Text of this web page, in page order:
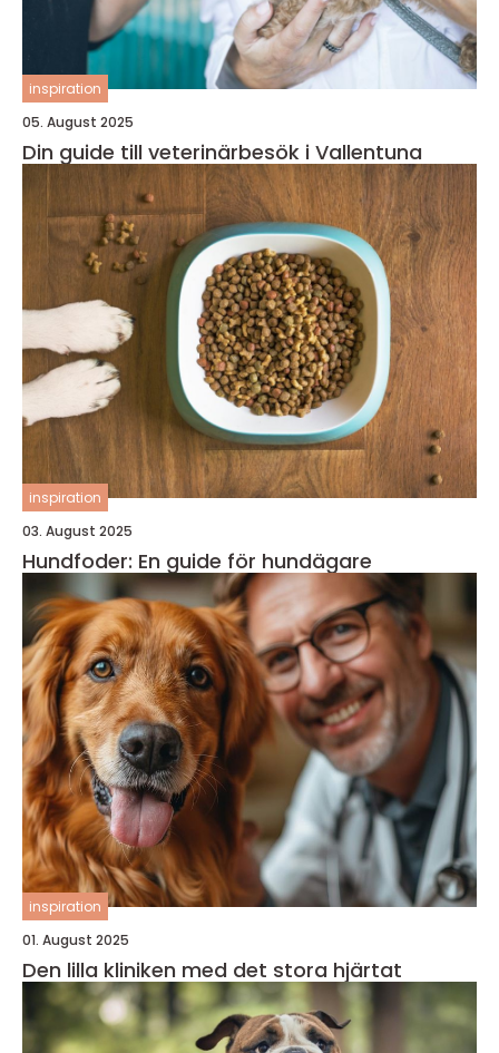
inspiration
05. August 2025
Din guide till veterinärbesök i Vallentuna
inspiration
03. August 2025
Hundfoder: En guide för hundägare
inspiration
01. August 2025
Den lilla kliniken med det stora hjärtat